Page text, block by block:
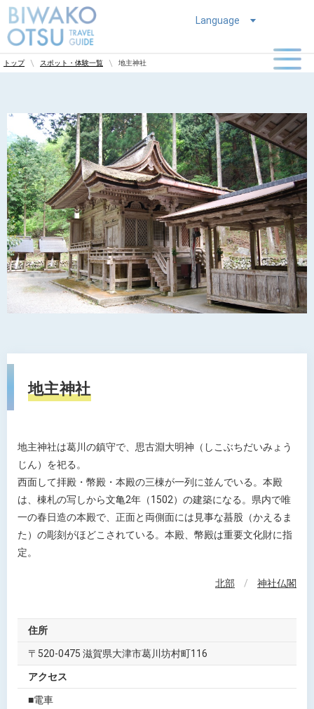
Language
トップ スポット・体験一覧 地主神社
地主神社
地主神社は葛川の鎮守で、思古淵大明神（しこぶちだいみょう
じん）を祀る。
西面して拝殿・幣殿・本殿の三棟が一列に並んでいる。本殿
は、棟札の写しから文亀2年（1502）の建築になる。県内で唯
一の春日造の本殿で、正面と両側面には見事な蟇股（かえるま
た）の彫刻がほどこされている。本殿、幣殿は重要文化財に指
定。
北部 / 神社仏閣
住所
〒520-0475 滋賀県大津市葛川坊村町116
アクセス
■電車